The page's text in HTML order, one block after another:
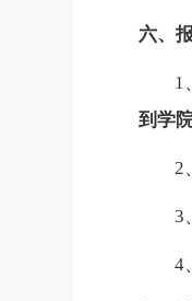
六、
1
到学
2
3、
4